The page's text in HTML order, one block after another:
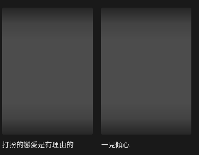
打扮的戀愛是有理由的 一見傾心